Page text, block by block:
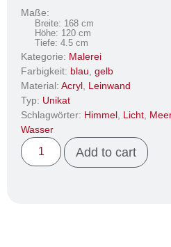
Maße:
Breite: 168 cm
Höhe: 120 cm
Tiefe: 4.5 cm
Kategorie: Malerei
Farbigkeit: blau gelb
Material: Acryl Leinwand
Typ: Unikat
Schlagwörter: Himmel Licht Meer
Wasser
Add to cart